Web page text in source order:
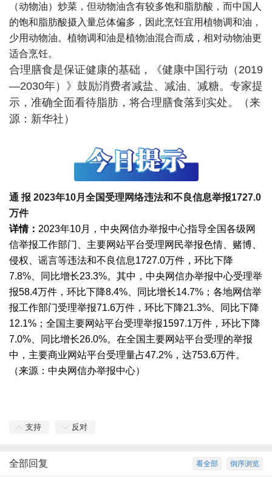
（动物油）炒菜，但动物油含有较多饱和脂肪酸，而中国人
的饱和脂肪酸摄入量总体偏多，因此烹饪宜用植物调和油，
少用动物油。植物调和油是植物油混合而成，相对动物油更
适合烹饪。
合理膳食是保证健康的基础，《健康中国行动（2019
—2030年）》鼓励消费者减盐、减油、减糖。专家提
示，准确全面看待脂肪，将合理膳食落到实处。（来
源：新华社）
通 报 2023年10月全国受理网络违法和不良信息举报1727.0
万件
详情： 2023年10月，中央网信办举报中心指导全国各级网
信举报工作部门、主要网站平台受理网民举报色情、赌博、
侵权、谣言等违法和不良信息1727.0万件，环比下降
7.8%、同比增长23.3%。其中，中央网信办举报中心受理举
报58.4万件，环比下降8.4%、同比增长14.7%；各地网信举
报工作部门受理举报71.6万件，环比下降21.3%、同比下降
12.1%；全国主要网站平台受理举报1597.1万件，环比下降
7.0%、同比增长26.0%。在全国主要网站平台受理的举报
中，主要商业网站平台受理量占47.2%，达753.6万件。
（来源：中央网信办举报中心）
支持 反对
倒序浏览
看全部
全部回复